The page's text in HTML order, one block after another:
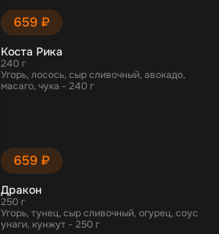
659 ₽
Коста Рика
240 г
Угорь, лосось, сыр сливочный, авокадо,
масаго, чука - 240 г
659 ₽
Дракон
250 г
Угорь, тунец, сыр сливочный, огурец, соус
унаги, кунжут - 250 г